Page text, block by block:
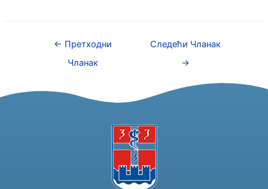
e
b
o
er e
← Претходни
Чланак
Следећи Чланак
→